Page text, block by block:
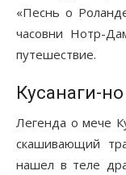
«Песнь о
часовни Нотр-
путешествие.
Кусанаги-
Легенда о мече
скашивающий
нашел в теле